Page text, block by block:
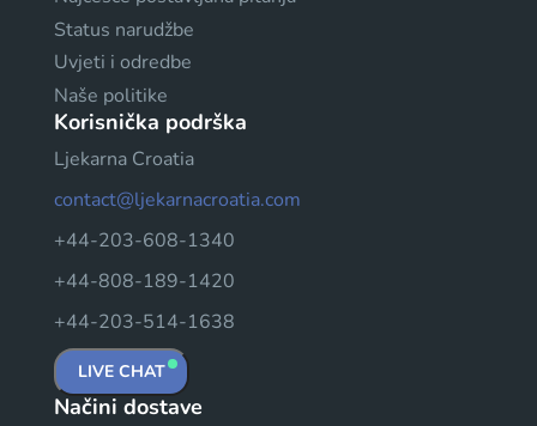
Status narudžbe
Uvjeti i odredbe
Naše politike
Korisnička podrška
Ljekarna Croatia
contact@ljekarnacroatia.com
+44-203-608-1340
+44-808-189-1420
+44-203-514-1638
LIVE CHAT
Načini dostave